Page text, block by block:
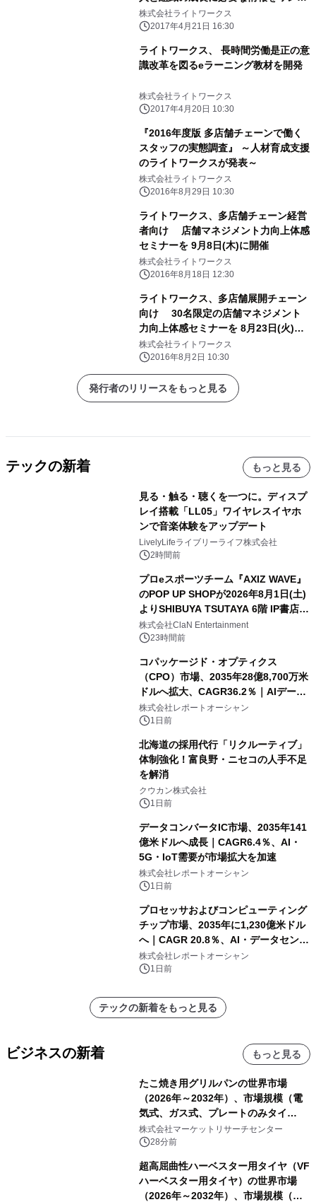
トップで提供、 日本の組織の「省力
化」「生産性向上」を目指す～
株式会社ライトワークス
2017年4月21日 16:30
ライトワークス、 長時間労働是正の意
識改革を図るeラーニング教材を開発
株式会社ライトワークス
2017年4月20日 10:30
『2016年度版 多店舗チェーンで働く
スタッフの実態調査』 ～人材育成支援
のライトワークスが発表～
株式会社ライトワークス
2016年8月29日 10:30
ライトワークス、多店舗チェーン経営
者向け 店舗マネジメント力向上体感
セミナーを 9月8日(木)に開催
株式会社ライトワークス
2016年8月18日 12:30
ライトワークス、多店舗展開チェーン
向け 30名限定の店舗マネジメント
力向上体感セミナーを 8月23日(火)に
開催
株式会社ライトワークス
2016年8月2日 10:30
発行者のリリースをもっと見る
テックの新着 もっと見る
見る・触る・聴くを一つに。ディスプ
レイ搭載「LL05」ワイヤレスイヤホ
ンで音楽体験をアップデート
LivelyLifeライブリーライフ株式会社
2時間前
プロeスポーツチーム『AXIZ WAVE』
のPOP UP SHOPが2026年8月1日(土)
よりSHIBUYA TSUTAYA 6階 IP書店で
開催決定！！
株式会社ClaN Entertainment
23時間前
コパッケージド・オプティクス
（CPO）市場、2035年28億8,700万米
ドルへ拡大、CAGR36.2％｜AIデータ
センター・高速光通信需要が成長を加
速
株式会社レポートオーシャン
1日前
北海道の採用代行「リクルーティブ」
体制強化！富良野・ニセコの人手不足
を解消
クウカン株式会社
1日前
データコンバータIC市場、2035年141
億米ドルへ成長｜CAGR6.4％、AI・
5G・IoT需要が市場拡大を加速
株式会社レポートオーシャン
1日前
プロセッサおよびコンピューティング
チップ市場、2035年に1,230億米ドル
へ｜CAGR 20.8％、AI・データセンタ
ー需要が成長を牽引
株式会社レポートオーシャン
1日前
テックの新着をもっと見る
ビジネスの新着 もっと見る
たこ焼き用グリルパンの世界市場
（2026年～2032年）、市場規模（電
気式、ガス式、プレートのみタイ
プ）・分析レポートを発表
株式会社マーケットリサーチセンター
28分前
超高屈曲性ハーベスター用タイヤ（VF
ハーベスター用タイヤ）の世界市場
（2026年～2032年）、市場規模（後